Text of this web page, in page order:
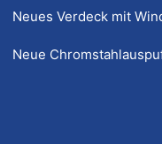
Neues Verdeck mit
Neue